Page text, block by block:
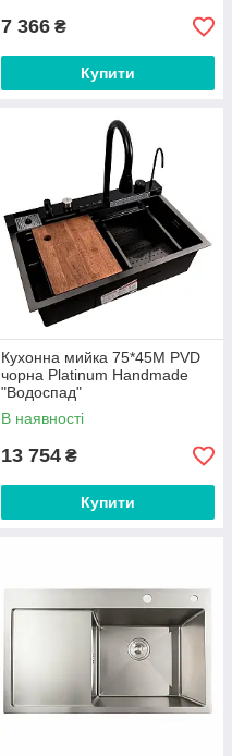
7 366 ₴
Купити
Кухонна мийка 75*45М PVD
чорна Platinum Handmade
"Водоспад"
В наявності
13 754 ₴
Купити